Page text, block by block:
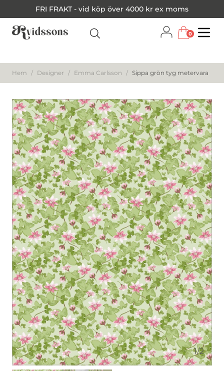
FRI FRAKT - vid köp över 4000 kr ex moms
0
Hem / Designer / Emma Carlsson / Sippa grön tyg metervara
1/2